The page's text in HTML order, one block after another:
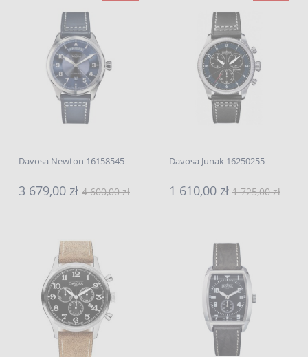
Davosa Newton 16158545
3 679,00 zł 4 600,00 zł
Davosa Junak 16250255
1 610,00 zł 1 725,00 zł